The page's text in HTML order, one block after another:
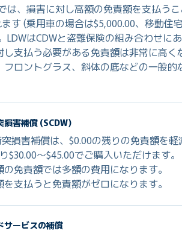
は、損害に対し高額の免責額を支払う
す (乗用車の場合は$5,000.00、移動住
LDWはCDWと盗難保険の組み合わせにあ
し支払う必要がある免責額は非常に高く
フロントグラス、斜体の底などの一般的
損害補償 (SCDW)
損害補償は、$0.00の残りの免責額を軽
$30.00～$45.00でご購入いただけます。
の免責額では多額の費用になります。
を支払うと免責額がゼロになります。
サービスの補償